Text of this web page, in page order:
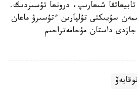
شىعارىپ، درونعا تۇسىردىك.
سۇيىكتى تۇلپارىن ءتۇسىرۋ ماعان
داستان مۇحامەتراحىم